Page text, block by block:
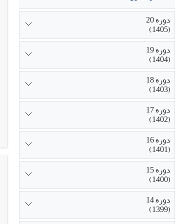
دوره 20
(1405)
دوره 19
(1404)
دوره 18
(1403)
دوره 17
(1402)
دوره 16
(1401)
دوره 15
(1400)
دوره 14
(1399)